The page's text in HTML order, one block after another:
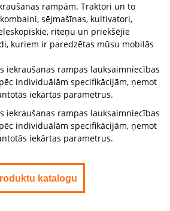
rampām. Traktori un to
sējmašīnas, kultivatori,
riteņu un priekšējie
kuriem ir paredzētas mūsu mobilās
iekraušanas rampas lauksaimniecības
individuālām specifikācijām, ņemot
iekārtas parametrus.
iekraušanas rampas lauksaimniecības
individuālām specifikācijām, ņemot
iekārtas parametrus.
katalogu